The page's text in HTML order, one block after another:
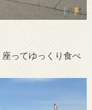
ってゆっくり食べ